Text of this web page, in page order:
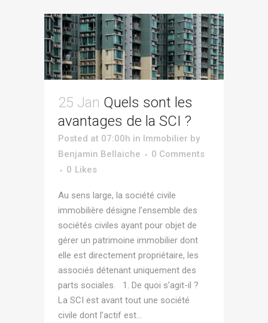
25 Jan Quels sont les
avantages de la SCI ?
Posted at 07:00h in Immobilier by
Benjamin Bellaiche
0 Comments
0 Likes
Au sens large, la société civile
immobilière désigne l’ensemble des
sociétés civiles ayant pour objet de
gérer un patrimoine immobilier dont
elle est directement propriétaire, les
associés détenant uniquement des
parts sociales. 1. De quoi s’agit-il ?
La SCI est avant tout une société
civile dont l’actif est...